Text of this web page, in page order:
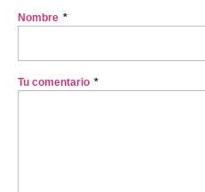
Nombre *
Tu comentario *